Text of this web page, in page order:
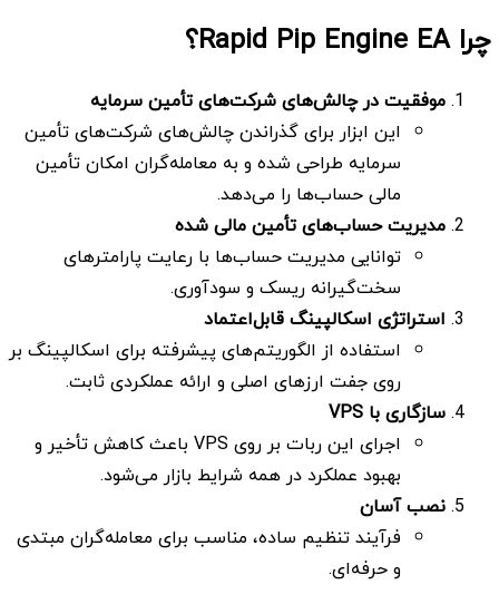
چرا Rapid Pip Engine EA؟
موفقیت در چالش‌های شرکت‌های تأمین سرمایه
این ابزار برای گذراندن چالش‌های شرکت‌های تأمین
سرمایه طراحی شده و به معامله‌گران امکان تأمین
مالی حساب‌ها را می‌دهد.
مدیریت حساب‌های تأمین مالی شده
توانایی مدیریت حساب‌ها با رعایت پارامترهای
سخت‌گیرانه ریسک و سودآوری.
استراتژی اسکالپینگ قابل‌اعتماد
استفاده از الگوریتم‌های پیشرفته برای اسکالپینگ بر
روی جفت ارزهای اصلی و ارائه عملکردی ثابت.
سازگاری با VPS
اجرای این ربات بر روی VPS باعث کاهش تأخیر و
بهبود عملکرد در همه شرایط بازار می‌شود.
نصب آسان
فرآیند تنظیم ساده، مناسب برای معامله‌گران مبتدی
و حرفه‌ای.